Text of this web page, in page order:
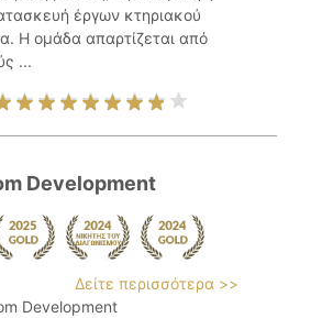
έργων κτηριακού
Η ομάδα απαρτίζεται από
...
Development
Δείτε περισσότερα >>
Development